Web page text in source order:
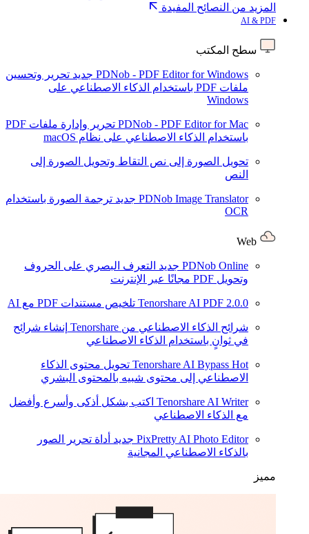
المزيد من النصائح المفيدة
AI & PDF
سطح المكتب
PDNob - PDF Editor for Windows جديد تحرير وتحسين
ملفات PDF باستخدام الذكاء الاصطناعي على
Windows
PDNob - PDF Editor for Mac
تحرير وإدارة ملفات PDF
باستخدام الذكاء الاصطناعي على نظام macOS
تحويل الصورة إلى نص التقاط وتحويل الصورة إلى
النص
PDNob Image Translator جديد ترجمة الصورة باستخدام
OCR
PDNob Online جديد التعرف البصري على الحروف
وتحويل PDF مجانًا عبر الإنترنت
Tenorshare AI PDF 2.0.0 تلخيص مستندات PDF مع AI
شرائح الذكاء الاصطناعي من Tenorshare
إنشاء شرائح
في ثوانٍ باستخدام الذكاء الاصطناعي
Tenorshare AI Bypass Hot
تحويل محتوى الذكاء
الاصطناعي إلى محتوى شبيه بالمحتوى البشري
Tenorshare AI Writer اكتب بشكل أذكى وأسرع وأفضل
مع الذكاء الاصطناعي
PixPretty AI Photo Editor جديد أداة تحرير الصور
بالذكاء الاصطناعي المجانية
مميز